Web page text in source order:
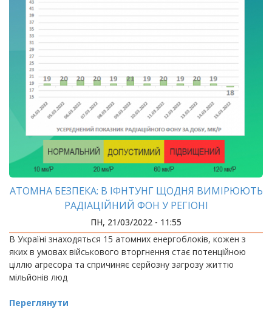
АТОМНА БЕЗПЕКА: В ІФНТУНГ ЩОДНЯ ВИМІРЮЮТЬ
РАДІАЦІЙНИЙ ФОН У РЕГІОНІ
ПН, 21/03/2022 - 11:55
В Україні знаходяться 15 атомних енергоблоків, кожен з
яких в умовах військового вторгнення стає потенційною
ціллю агресора та спричиняє серйозну загрозу життю
мільйонів люд
Переглянути